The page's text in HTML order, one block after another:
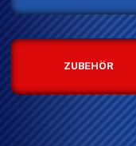
ZUBEHÖR